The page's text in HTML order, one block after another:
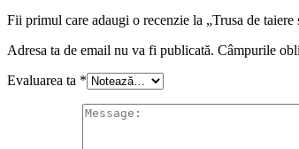
Fii primul care adaugi o recenzie la „Trusa de
Adresa ta de email nu va fi publicată. Câmpurile
Evaluarea ta *